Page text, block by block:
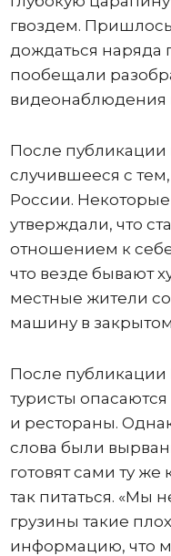
гвоздем.
дождаться наряда
пообещали
видеонаблюдения
После публикации
случившееся с
России.
утверждали, что
отношением к себе
что везде бывают
местные жители
машину в
После
туристы
и рестораны.
слова были
готовят сами ту
так питаться. «Мы
грузины такие
информацию, что